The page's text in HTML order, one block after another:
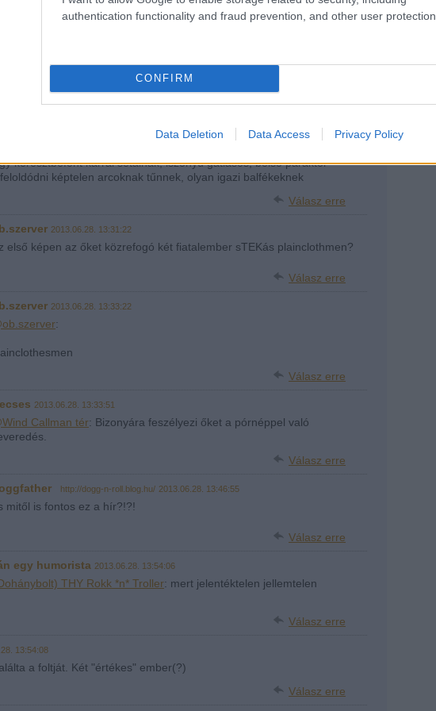
authentication functionality and fraud prevention, and other user protection.
CONFIRM
Data Deletion Data Access Privacy Policy
hajdú lecseréli katát... de hogy azonos nemre játszon.... csalódás
is, akivel szemben semmi elvárásom sincs..:)
keresztbefont karral sétálnak, iszonyú gátlásos, belső paráktól
képtelen arcoknak tűnnek, olyan igazi balfékeknek
Válasz erre
2013.06.28. 13:31:22
első képen az őket közrefogó két fiatalember sTEKás plainclothmen?
Válasz erre
2013.06.28. 13:33:22
:
Válasz erre
2013.06.28. 13:33:51
Callman tér: Bizonyára feszélyezi őket a pórnéppel való
Válasz erre
http://dogg-n-roll.blog.hu/ 2013.06.28. 13:46:55
mitől is fontos ez a hír?!?!
Válasz erre
egy humorista 2013.06.28. 13:54:06
THY Rokk *n* Troller: mert jelentéktelen jellemtelen
Válasz erre
13:54:08
a foltját. Két "értékes" ember(?)
Válasz erre